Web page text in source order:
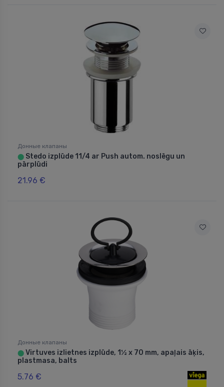
Донные клапаны
⬤ Stedo izplūde 11/4 ar Push autom. noslēgu un
pārplūdi
21.96 €
Донные клапаны
⬤ Virtuves izlietnes izplūde, 1½ x 70 mm, apaļais āķis,
plastmasa, balts
5.76 €